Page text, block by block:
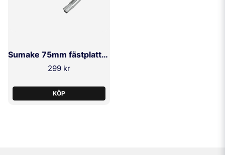
Sumake 75mm fästplatta för skruvdragare
299 kr
KÖP